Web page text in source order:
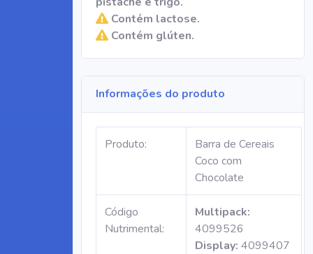
Contém lactose.
Contém glúten.
Informações do produto
Produto:
Barra de Cereais
Coco com
Chocolate
Código
Nutrimental:
Multipack:
4099526
Display: 4099407